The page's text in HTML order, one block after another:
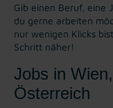
Gib einen Beruf, eine
du gerne arbeiten
nur wenigen Klicks
Schritt näher!
Jobs in
Österreich